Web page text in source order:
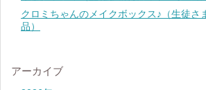
クロミちゃんのメイクボックス♪（生徒さ
品）
アーカイブ